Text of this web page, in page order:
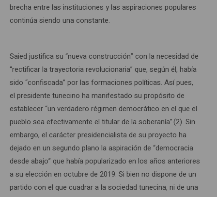
brecha entre las instituciones y las aspiraciones populares
continúa siendo una constante.
Saied justifica su “nueva construcción” con la necesidad de
“rectificar la trayectoria revolucionaria” que, según él, había
sido “confiscada” por las formaciones políticas. Así pues,
el presidente tunecino ha manifestado su propósito de
establecer “un verdadero régimen democrático en el que el
pueblo sea efectivamente el titular de la soberanía” (2). Sin
embargo, el carácter presidencialista de su proyecto ha
dejado en un segundo plano la aspiración de “democracia
desde abajo” que había popularizado en los años anteriores
a su elección en octubre de 2019. Si bien no dispone de un
partido con el que cuadrar a la sociedad tunecina, ni de una